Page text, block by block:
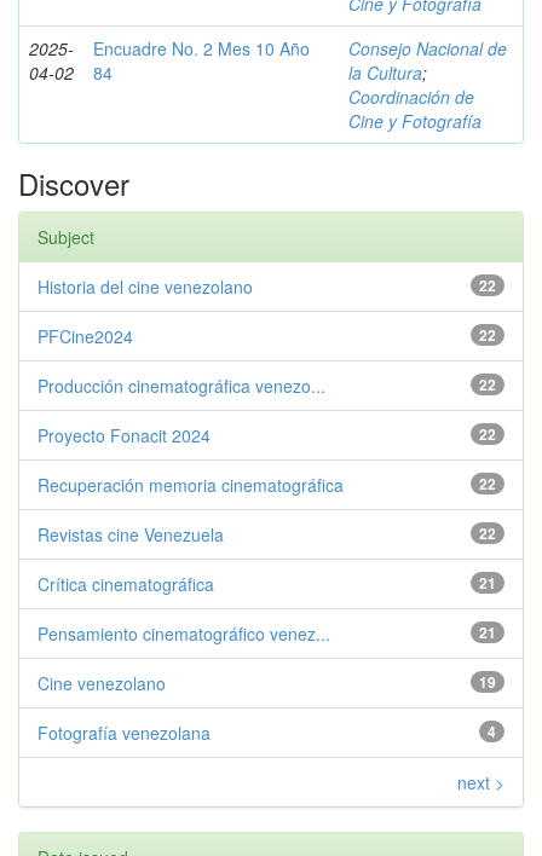
2025-
04-02
Encuadre No. 2 Mes 10 Año
84
Consejo Nacional de
la Cultura;
Coordinación de
Cine y Fotografía
Discover
Subject
22
Historia del cine venezolano
22
PFCine2024
22
Producción cinematográfica venezo...
22
Proyecto Fonacit 2024
22
Recuperación memoria cinematográfica
22
Revistas cine Venezuela
21
Crítica cinematográfica
21
Pensamiento cinematográfico venez...
19
Cine venezolano
4
Fotografía venezolana
next >